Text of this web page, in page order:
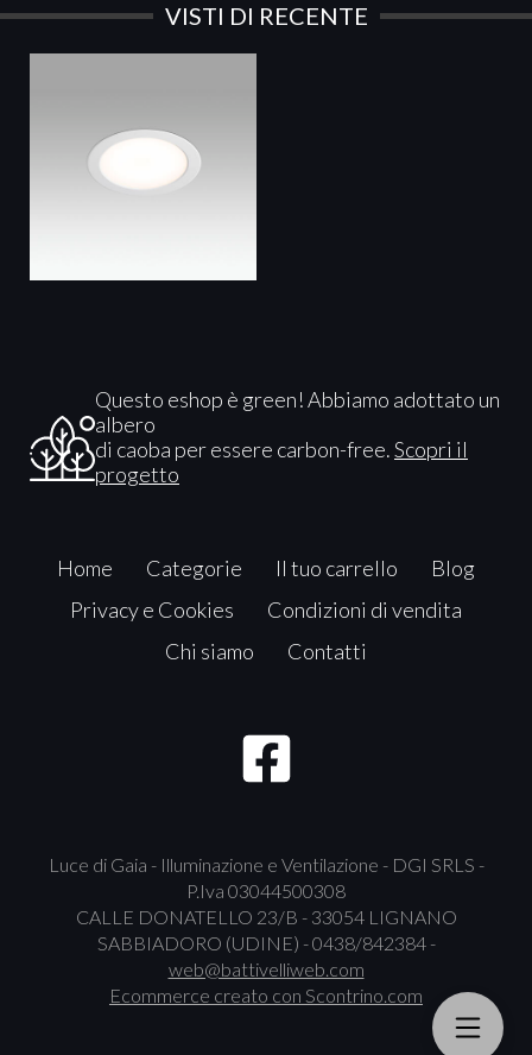
VISTI DI RECENTE
Questo eshop è green! Abbiamo adottato un
albero
di caoba per essere carbon-free.Scopri il
progetto
Home Categorie Il tuo carrello
Blog
Privacy e Cookies
Condizioni di vendita
Chi siamo
Contatti
Luce di Gaia - Illuminazione e Ventilazione - DGI SRLS -
P.Iva 03044500308
CALLE DONATELLO 23/B - 33054 LIGNANO
SABBIADORO (UDINE) - 0438/842384 -
web@battivelliweb.com
Ecommerce creato con Scontrino.com